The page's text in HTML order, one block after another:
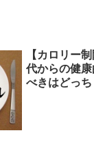
【カロリー
代からの健
べきはどっち